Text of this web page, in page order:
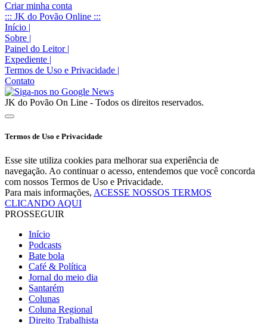
Criar minha conta
::: JK do Povão Online :::
Início |
Sobre |
Painel do Leitor |
Expediente |
Termos de Uso e Privacidade |
Contato
JK do Povão On Line - Todos os direitos reservados.
Termos de Uso e Privacidade
Esse site utiliza cookies para melhorar sua experiência de
navegação. Ao continuar o acesso, entendemos que você concorda
com nossos Termos de Uso e Privacidade.
Para mais informações, ACESSE NOSSOS TERMOS
CLICANDO AQUI
PROSSEGUIR
Início
Podcasts
Bate bola
Café & Política
Jornal do meio dia
Santarém
Colunas
Coluna Regional
Direito Trabalhista